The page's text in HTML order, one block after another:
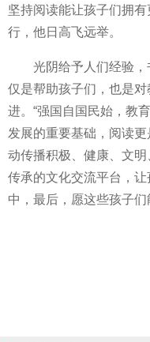
坚持阅读能让孩子们拥
行，他日高飞远举。
光阴给予人们经验
仅是帮助孩子们，也是
进。“强国自国民始，教
发展的重要基础，阅读
动传播积极、健康、文
传承的文化交流平台，
中，最后，愿这些孩子们